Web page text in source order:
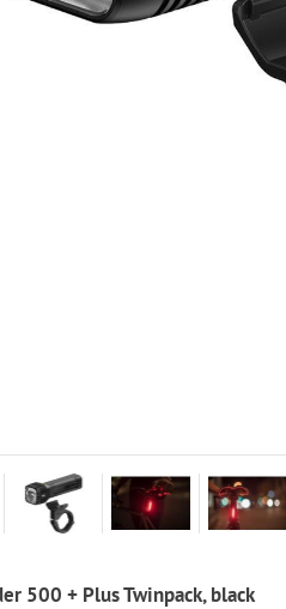
500 + Plus Twinpack, black